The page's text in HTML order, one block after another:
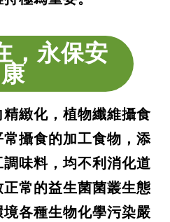
，永保安
康
緻化，植物纖維攝食
攝食的加工食物，添
味料，均不利消化道
常的益生菌菌叢生態
各種生物化學污染嚴